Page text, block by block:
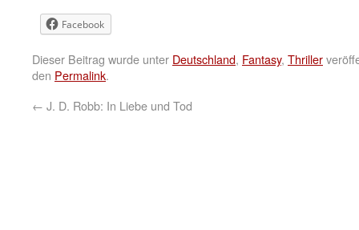
Facebook
Dieser Beitrag wurde unter Deutschland, Fantasy, Thriller
den Permalink.
← J. D. Robb: In Liebe und Tod